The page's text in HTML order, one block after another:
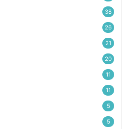
38
26
21
20
11
11
5
5